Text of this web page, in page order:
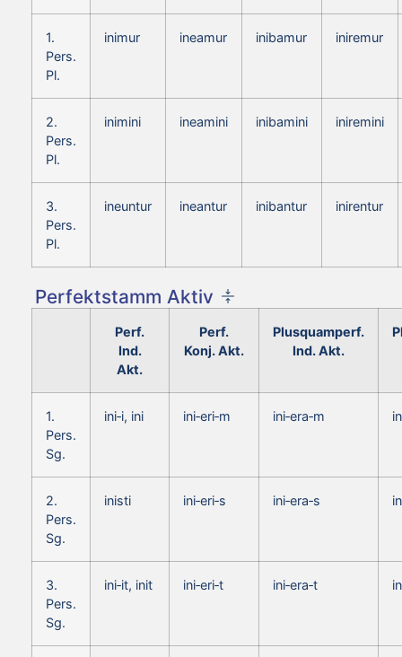
1.
Pers.
Pl.
inimur ineamur inibamur iniremur
2.
Pers.
Pl.
inimini ineamini inibamini iniremini
3.
Pers.
Pl.
ineuntur ineantur inibantur inirentur
Perfektstamm Aktiv
Perf.
Ind.
Akt.
Perf.
Konj. Akt.
Plusquamperf.
Ind. Akt.
1.
Pers.
Sg.
ini‑i, ini ini‑eri‑m ini‑era‑m
2.
Pers.
Sg.
inisti ini‑eri‑s ini‑era‑s
3.
Pers.
Sg.
ini‑it, init ini‑eri‑t ini‑era‑t